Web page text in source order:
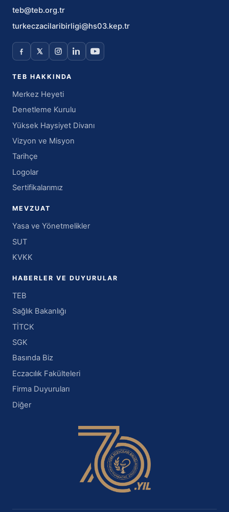
teb@teb.org.tr
turkeczacilaribirligi@hs03.kep.tr
TEB HAKKINDA
Merkez Heyeti
Denetleme Kurulu
Yüksek Haysiyet Divanı
Vizyon ve Misyon
Tarihçe
Logolar
Sertifikalarımız
MEVZUAT
Yasa ve Yönetmelikler
SUT
KVKK
HABERLER VE DUYURULAR
TEB
Sağlık Bakanlığı
TİTCK
SGK
Basında Biz
Eczacılık Fakülteleri
Firma Duyuruları
Diğer